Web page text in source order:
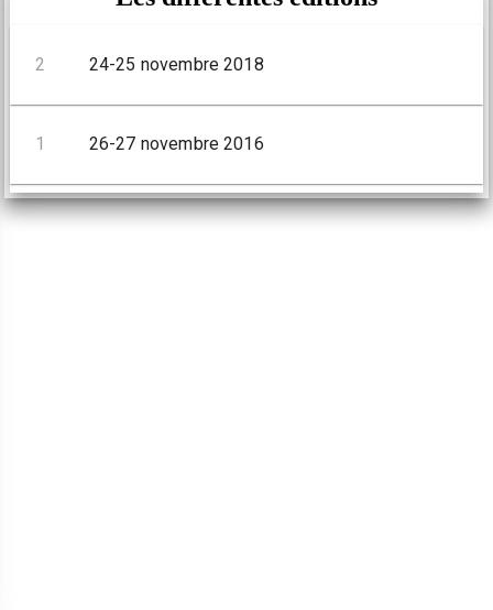
2 24-25 novembre 2018
1 26-27 novembre 2016